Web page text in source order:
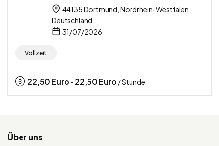
44135 Dortmund, Nordrhein-Westfalen,
Deutschland
31/07/2026
Vollzeit
22,50Euro - 22,50Euro / Stunde
Über uns